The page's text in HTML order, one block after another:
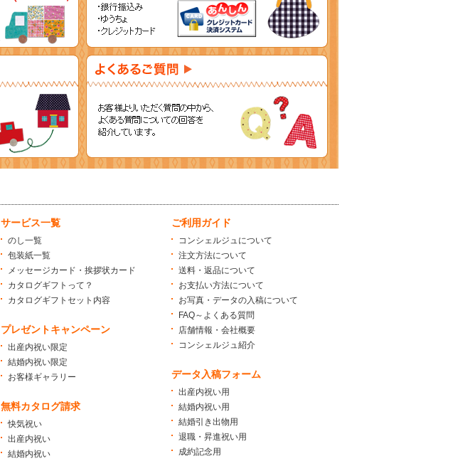
サービス一覧
のし一覧
包装紙一覧
メッセージカード・挨拶状カード
カタログギフトって？
カタログギフトセット内容
プレゼントキャンペーン
出産内祝い限定
結婚内祝い限定
お客様ギャラリー
無料カタログ請求
快気祝い
出産内祝い
結婚内祝い
ご利用ガイド
コンシェルジュについて
注文方法について
送料・返品について
お支払い方法について
お写真・データの入稿について
FAQ～よくある質問
店舗情報・会社概要
コンシェルジュ紹介
データ入稿フォーム
出産内祝い用
結婚内祝い用
結婚引き出物用
退職・昇進祝い用
成約記念用